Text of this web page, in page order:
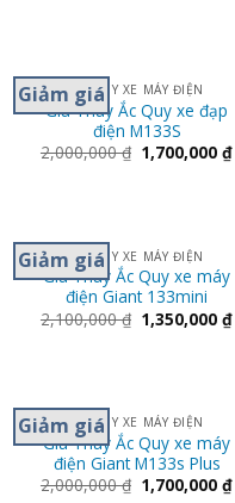
Giảm giáẮC QUY XE MÁY ĐIỆN
Giá Thay Ắc Quy xe đạp
điện M133S
2,000,000₫ 1,700,000₫
Giảm giáẮC QUY XE MÁY ĐIỆN
Giá Thay Ắc Quy xe máy
điện Giant 133mini
2,100,000₫ 1,350,000₫
Giảm giáẮC QUY XE MÁY ĐIỆN
Giá Thay Ắc Quy xe máy
điện Giant M133s Plus
2,000,000₫ 1,700,000₫